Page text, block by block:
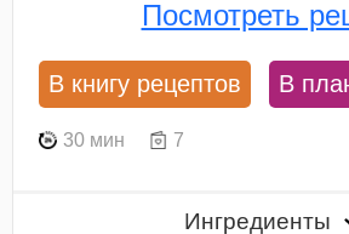
Посмотреть
В книгу рецептов В
30 мин 7
Ингредиенты